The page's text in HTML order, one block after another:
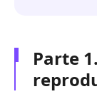
Parte